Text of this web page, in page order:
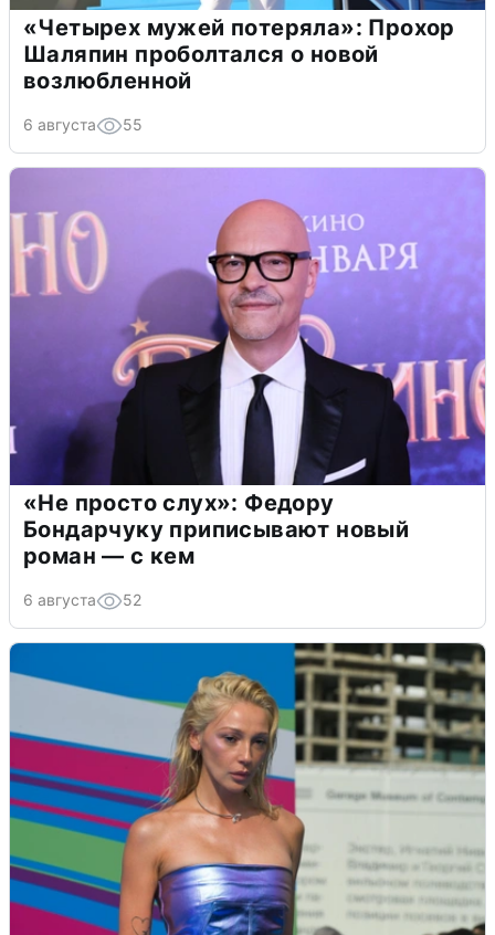
«Четырех мужей потеряла»: Прохор
Шаляпин проболтался о новой
возлюбленной
6 августа 55
«Не просто слух»: Федору
Бондарчуку приписывают новый
роман — с кем
6 августа 52